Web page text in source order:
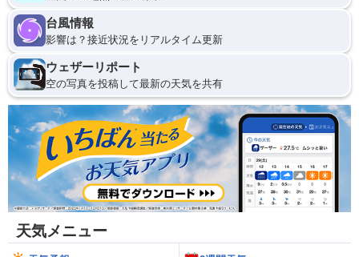
台風情報
影響は？接近状況をリアルタイム更新
ウェザーリポート
空の写真を投稿して最新の天気を共有
天気メニュー